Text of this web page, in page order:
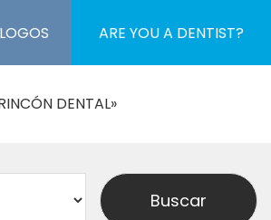
ARE YOU A DENTIST?
DENTAL»